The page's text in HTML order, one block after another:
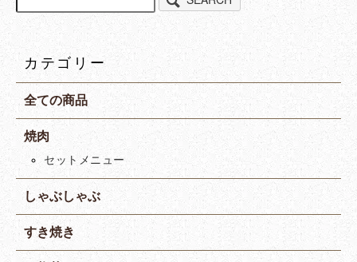
カテゴリー
全ての商品
焼肉
セットメニュー
しゃぶしゃぶ
すき焼き